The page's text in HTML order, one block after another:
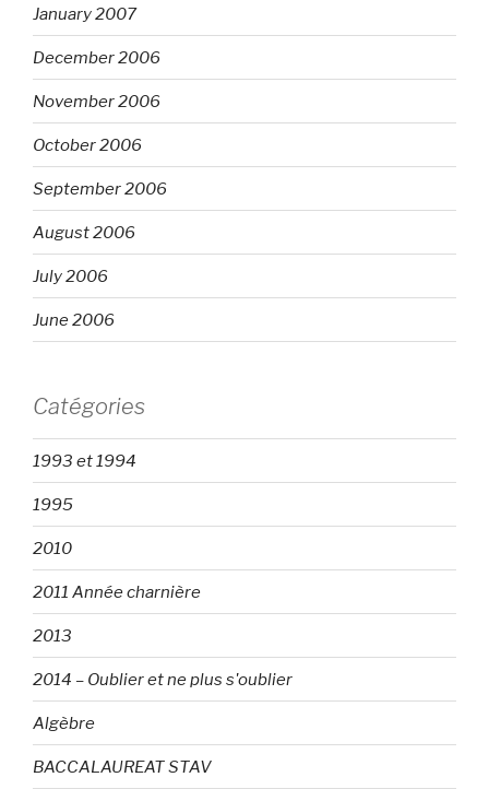
January 2007
December 2006
November 2006
October 2006
September 2006
August 2006
July 2006
June 2006
Catégories
1993 et 1994
1995
2010
2011 Année charnière
2013
2014 – Oublier et ne plus s'oublier
Algèbre
BACCALAUREAT STAV